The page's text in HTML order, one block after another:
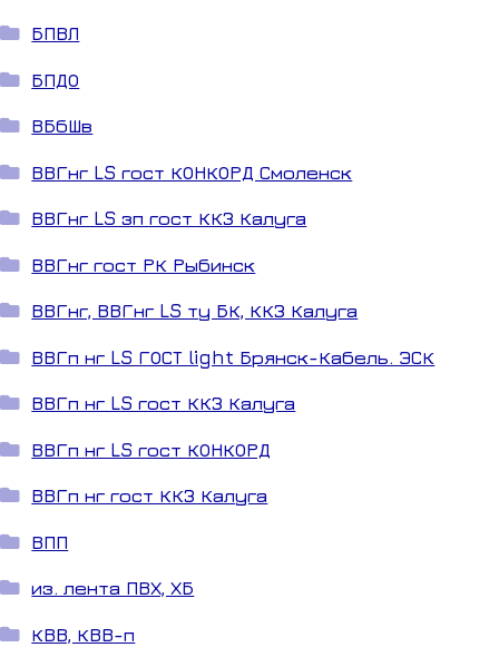
БПВЛ
БПДО
ВБбШв
ВВГнг LS гост КОНКОРД Смоленск
ВВГнг LS зп гост ККЗ Калуга
ВВГнг гост РК Рыбинск
ВВГнг, ВВГнг LS ту БК, ККЗ Калуга
ВВГп нг LS ГОСТ light Брянск-Кабель. ЭСК
ВВГп нг LS гост ККЗ Калуга
ВВГп нг LS гост КОНКОРД
ВВГп нг гост ККЗ Калуга
ВПП
из. лента ПВХ, ХБ
КВВ, КВВ-п